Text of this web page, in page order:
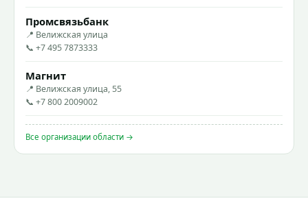
Промсвязьбанк
📍 Велижская улица
📞 +7 495 7873333
Магнит
📍 Велижская улица, 55
📞 +7 800 2009002
Все организации области →